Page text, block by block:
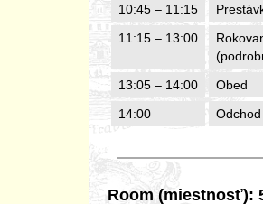
10:45 – 11:15
11:15 – 13:00
13:05 – 14:00
Obed
14:00
Room (miestnosť):